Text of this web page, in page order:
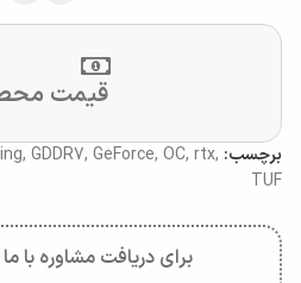
قیمت
برچسب: , GDDR7, GeForce, OC, rtx,
TUF
برای دریافت مشاوره با